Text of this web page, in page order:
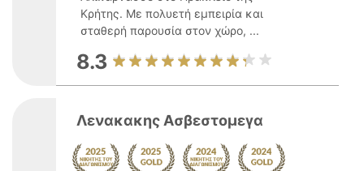
Κρήτης. Με πολυετή εμπειρία και
σταθερή παρουσία στον χώρο, ...
8.3
Λενακακης Ασβεστομεγα